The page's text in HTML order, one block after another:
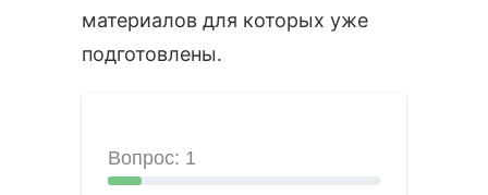
материалов для которых уже
подготовлены.